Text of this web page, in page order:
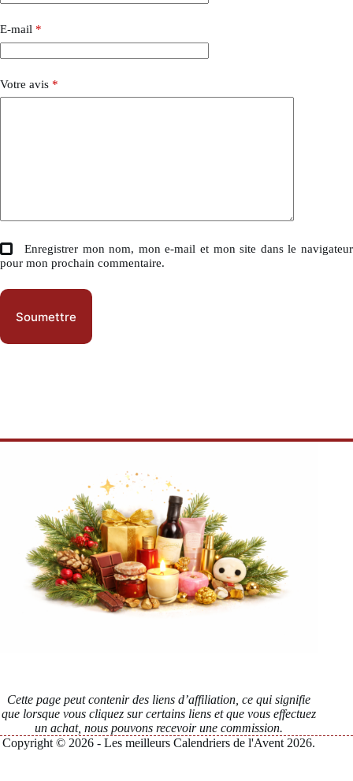
E-mail *
Votre avis *
Enregistrer mon nom, mon e-mail et mon site dans le navigateur
pour mon prochain commentaire.
Soumettre
Cette page peut contenir des liens d’affiliation, ce qui signifie
que lorsque vous cliquez sur certains liens et que vous effectuez
un achat, nous pouvons recevoir une commission.
Copyright © 2026 - Les meilleurs Calendriers de l'Avent 2026.